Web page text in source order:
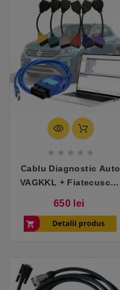
    
Cablu Diagnostic Auto
VAGKKL + Fiatecuscan
Fiat, Alfa Romeo
650 lei